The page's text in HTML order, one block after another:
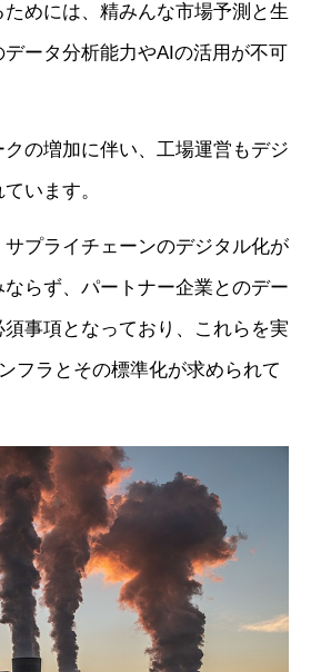
めには、精みんな市場予測と生
ータ分析能力やAIの活用が不可
の増加に伴い、工場運営もデジ
います。
プライチェーンのデジタル化が
らず、パートナー企業とのデー
事項となっており、これらを実
フラとその標準化が求められて